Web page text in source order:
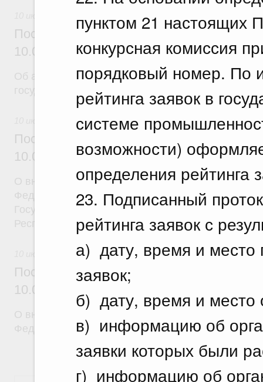
пунктом 21 настоящих
конкурсная комиссия
порядковый номер. По
рейтинга заявок в
системе
возможности)
определения рейтинга
23. Подписанный
рейтинга заявок с
а) дату, время и место
заявок;
б) дату, время и место
в) информацию об
заявки которых были
г) информацию об
Постановление Правительства
10.07.2026 г. № 869
Об авансировании
государственного контракта
Постановление Правительства
10.07.2026 г. № 873
О внесении на ратификацию Соглашения между
Федерацией и Республикой Абхазия о
Государственной программы социально-
Республики Абхазия на 2026 - 2030 годы
Постановление Правительства
10.07.2026 г. № 870
Федерации от 30 апреля 2009 г. № 372